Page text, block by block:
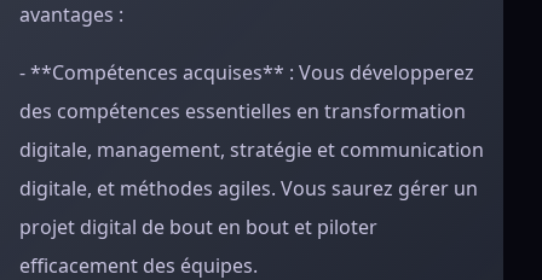
avantages :
- **Compétences acquises** : Vous développerez
des compétences essentielles en transformation
digitale, management, stratégie et communication
digitale, et méthodes agiles. Vous saurez gérer un
projet digital de bout en bout et piloter
efficacement des équipes.